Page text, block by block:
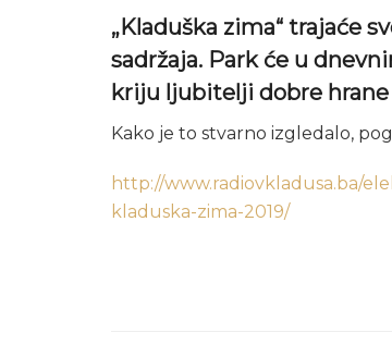
„Kladuška zima“ trajaće
sadržaja. Park će u
kriju ljubitelji dobre
Kako je to stvarno izgledalo,
http://www.radiovkladusa.ba/
kladuska-zima-2019/